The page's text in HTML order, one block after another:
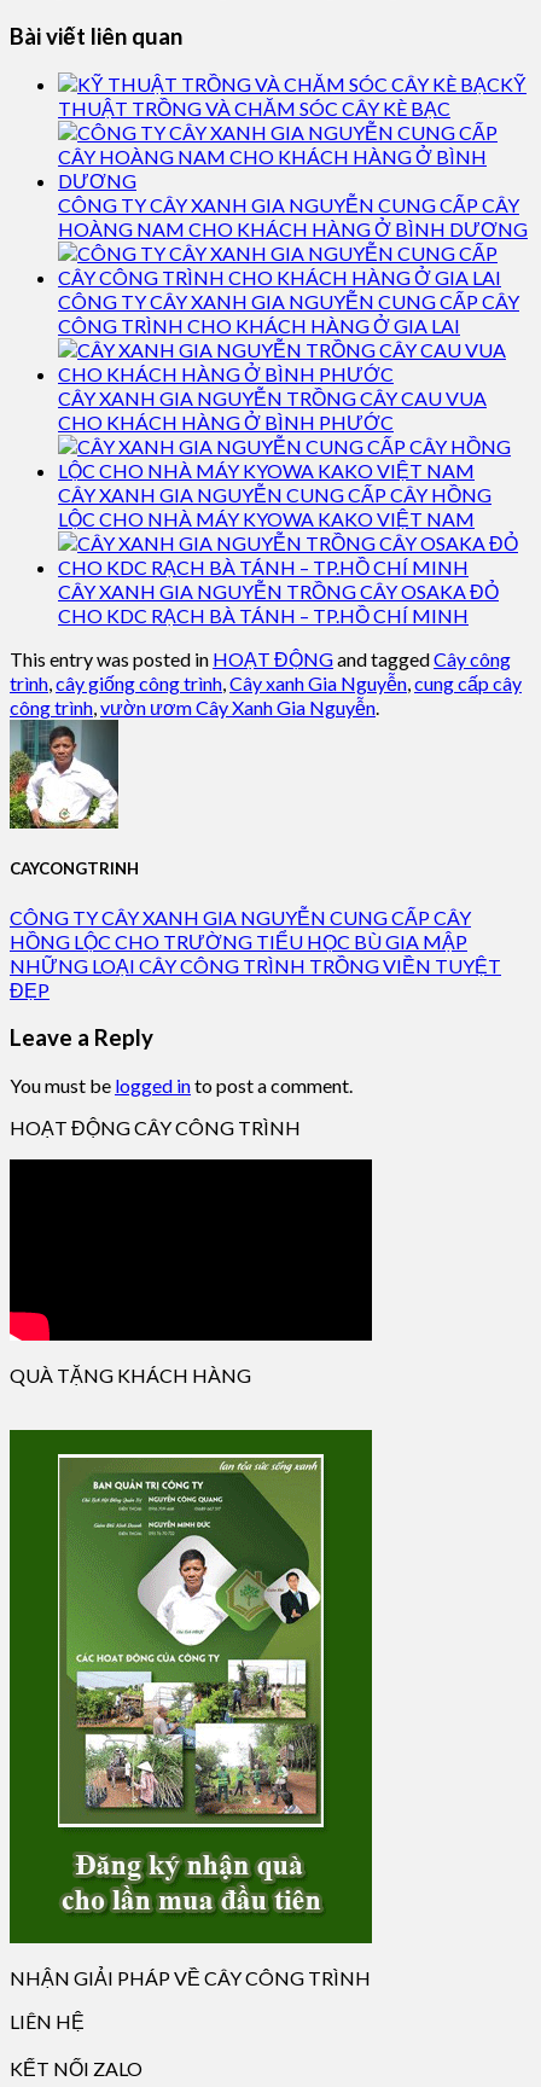
Bài viết liên quan
KỸ
THUẬT TRỒNG VÀ CHĂM SÓC CÂY KÈ BẠC
CÔNG TY CÂY XANH GIA NGUYỄN CUNG CẤP CÂY
HOÀNG NAM CHO KHÁCH HÀNG Ở BÌNH DƯƠNG
CÔNG TY CÂY XANH GIA NGUYỄN CUNG CẤP CÂY
CÔNG TRÌNH CHO KHÁCH HÀNG Ở GIA LAI
CÂY XANH GIA NGUYỄN TRỒNG CÂY CAU VUA
CHO KHÁCH HÀNG Ở BÌNH PHƯỚC
CÂY XANH GIA NGUYỄN CUNG CẤP CÂY HỒNG
LỘC CHO NHÀ MÁY KYOWA KAKO VIỆT NAM
CÂY XANH GIA NGUYỄN TRỒNG CÂY OSAKA ĐỎ
CHO KDC RẠCH BÀ TÁNH – TP.HỒ CHÍ MINH
This entry was posted in HOẠT ĐỘNGand taggedCây công
trình,cây giống công trình,Cây xanh Gia Nguyễn,cung cấp cây
công trình,vườn ươm Cây Xanh Gia Nguyễn.
CAYCONGTRINH
CÔNG TY CÂY XANH GIA NGUYỄN CUNG CẤP CÂY
HỒNG LỘC CHO TRƯỜNG TIỂU HỌC BÙ GIA MẬP
NHỮNG LOẠI CÂY CÔNG TRÌNH TRỒNG VIỀN TUYỆT
ĐẸP
Leave a Reply
You must be logged into post a comment.
HOẠT ĐỘNG CÂY CÔNG TRÌNH
QUÀ TẶNG KHÁCH HÀNG
NHẬN GIẢI PHÁP VỀ CÂY CÔNG TRÌNH
LIÊN HỆ
KẾT NỐI ZALO